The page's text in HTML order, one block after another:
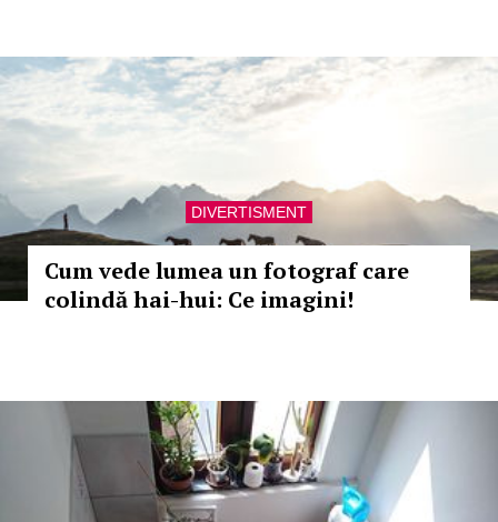
DIVERTISMENT
Cum vede lumea un fotograf care
colindă hai-hui: Ce imagini!